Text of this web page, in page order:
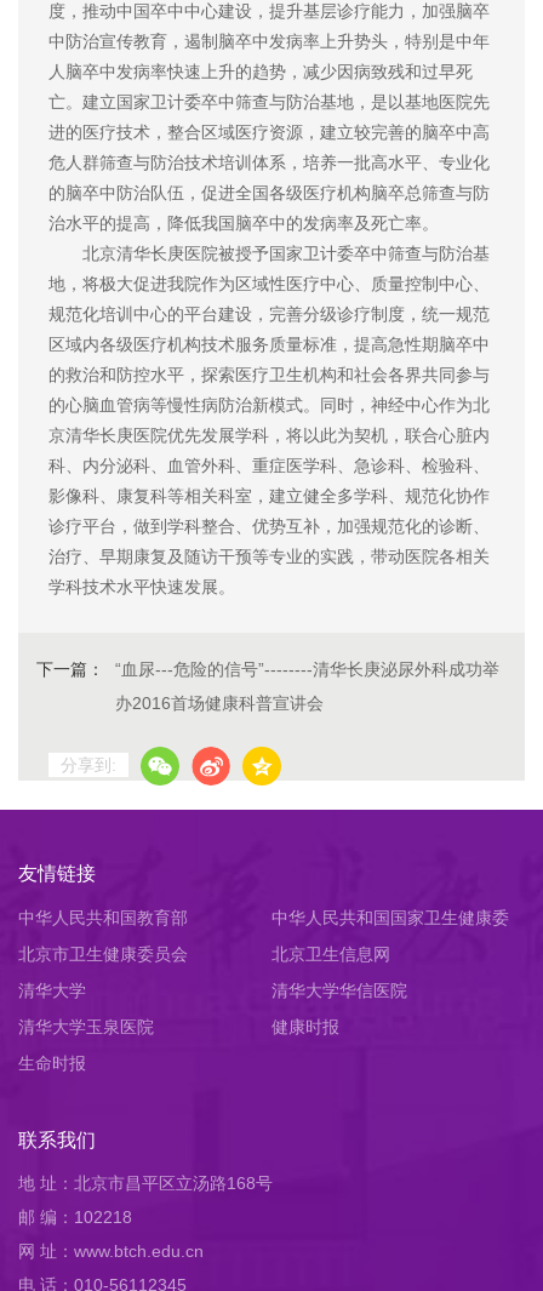
度，推动中国卒中中心建设，提升基层诊疗能力，加强脑卒
中防治宣传教育，遏制脑卒中发病率上升势头，特别是中年
人脑卒中发病率快速上升的趋势，减少因病致残和过早死
亡。建立国家卫计委卒中筛查与防治基地，是以基地医院先
进的医疗技术，整合区域医疗资源，建立较完善的脑卒中高
危人群筛查与防治技术培训体系，培养一批高水平、专业化
的脑卒中防治队伍，促进全国各级医疗机构脑卒总筛查与防
治水平的提高，降低我国脑卒中的发病率及死亡率。
北京清华长庚医院被授予国家卫计委卒中筛查与防治基
地，将极大促进我院作为区域性医疗中心、质量控制中心、
规范化培训中心的平台建设，完善分级诊疗制度，统一规范
区域内各级医疗机构技术服务质量标准，提高急性期脑卒中
的救治和防控水平，探索医疗卫生机构和社会各界共同参与
的心脑血管病等慢性病防治新模式。同时，神经中心作为北
京清华长庚医院优先发展学科，将以此为契机，联合心脏内
科、内分泌科、血管外科、重症医学科、急诊科、检验科、
影像科、康复科等相关科室，建立健全多学科、规范化协作
诊疗平台，做到学科整合、优势互补，加强规范化的诊断、
治疗、早期康复及随访干预等专业的实践，带动医院各相关
学科技术水平快速发展。
下一篇：
“血尿---危险的信号”--------清华长庚泌尿外科成功举
办2016首场健康科普宣讲会
分享到:
友情链接
中华人民共和国教育部
中华人民共和国国家卫生健康委
员会
北京市卫生健康委员会
北京卫生信息网
清华大学
清华大学华信医院
清华大学玉泉医院
健康时报
生命时报
联系我们
地 址：北京市昌平区立汤路168号
邮 编：102218
网 址：www.btch.edu.cn
电 话：010-56112345